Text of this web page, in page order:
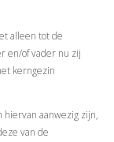
alleen tot de
en/of vader nu zij
kerngezin
hiervan aanwezig zijn,
van de